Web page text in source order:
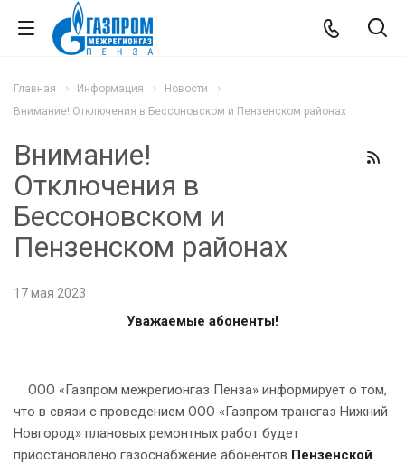
Главная Информация
Новости
Внимание! Отключения в Бессоновском и Пензенском районах
Внимание!
Отключения в
Бессоновском и
Пензенском районах
17 мая 2023
Уважаемые абоненты!
ООО «Газпром межрегионгаз Пенза» информирует о том,
что в связи с проведением ООО «Газпром трансгаз Нижний
Новгород» плановых ремонтных работ будет
приостановлено газоснабжение абонентов Пензенской